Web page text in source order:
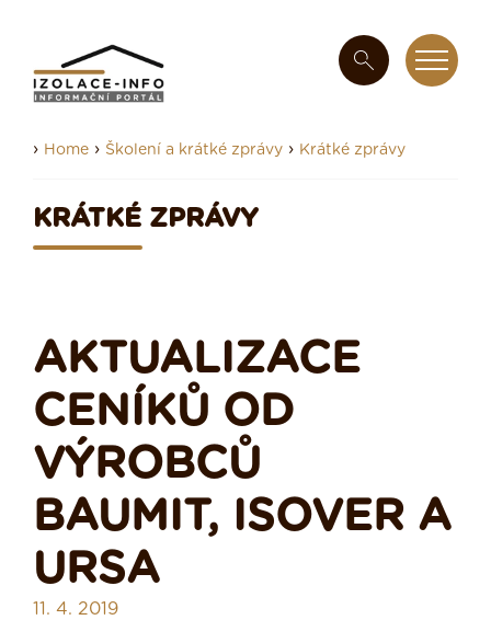
› Home › Školení a krátké zprávy › Krátké zprávy
KRÁTKÉ ZPRÁVY
AKTUALIZACE
CENÍKŮ OD
VÝROBCŮ
BAUMIT, ISOVER A
URSA
11. 4. 2019